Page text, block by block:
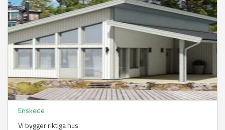
Enskede
Vi bygger riktiga hus